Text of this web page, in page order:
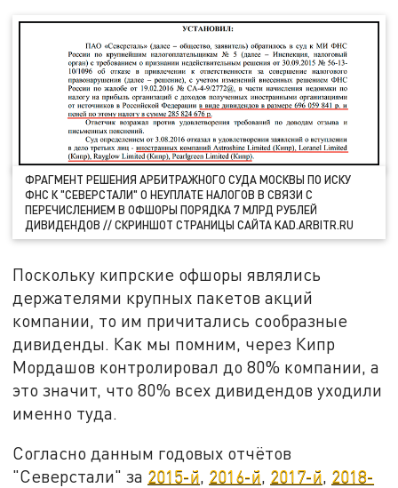
ФРАГМЕНТ РЕШЕНИЯ АРБИТРАЖНОГО СУДА МОСКВЫ ПО ИСКУ
ФНС К "СЕВЕРСТАЛИ" О НЕУПЛАТЕ НАЛОГОВ В СВЯЗИ С
ПЕРЕЧИСЛЕНИЕМ В ОФШОРЫ ПОРЯДКА 7 МЛРД РУБЛЕЙ
ДИВИДЕНДОВ // СКРИНШОТ СТРАНИЦЫ САЙТА KAD.ARBITR.RU
Поскольку кипрские офшоры являлись
держателями крупных пакетов акций
компании, то им причитались сообразные
дивиденды. Как мы помним, через Кипр
Мордашов контролировал до 80% компании, а
это значит, что 80% всех дивидендов уходили
именно туда.
Согласно данным годовых отчётов
"Северстали" за 2015-й, 2016-й, 2017-й, 2018-